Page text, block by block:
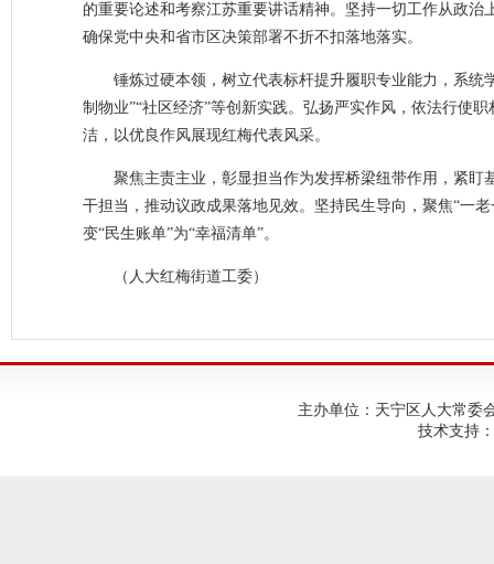
的重要论述和考察江苏重要讲话精神。坚持一切工作从政
确保党中央和省市区决策部署不折不扣落地落实。
锤炼过硬本领，树立代表标杆提升履职专业能力，系统
制物业”“社区经济”等创新实践。弘扬严实作风，依法行使
洁，以优良作风展现红梅代表风采。
聚焦主责主业，彰显担当作为发挥桥梁纽带作用，紧
干担当，推动议政成果落地见效。坚持民生导向，聚焦“一
变“民生账单”为“幸福清单”。
（人大红梅街道工委）
主办单位：天宁区人大常委
技术支持